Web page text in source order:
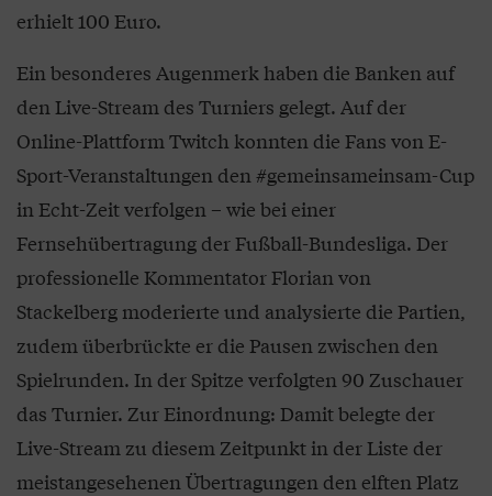
erhielt 100 Euro.
Ein besonderes Augenmerk haben die Banken auf
den Live-Stream des Turniers gelegt. Auf der
Online-Plattform Twitch konnten die Fans von E-
Sport-Veranstaltungen den #gemeinsameinsam-Cup
in Echt-Zeit verfolgen – wie bei einer
Fernsehübertragung der Fußball-Bundesliga. Der
professionelle Kommentator Florian von
Stackelberg moderierte und analysierte die Partien,
zudem überbrückte er die Pausen zwischen den
Spielrunden. In der Spitze verfolgten 90 Zuschauer
das Turnier. Zur Einordnung: Damit belegte der
Live-Stream zu diesem Zeitpunkt in der Liste der
meistangesehenen Übertragungen den elften Platz